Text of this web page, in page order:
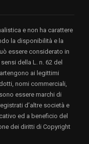
e non ha carattere
la disponibilità e la
essere considerato in
della L. n. 62 del
ai legittimi
nomi commerciali,
essere marchi di
d’altre società e
ed a beneficio del
dei diritti di Copyright